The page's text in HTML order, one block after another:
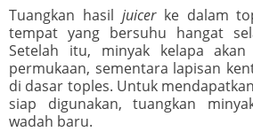
Tuangkan hasil juicerke dalam
tempat yang bersuhu hangat
Setelah itu, minyak kelapa
permukaan, sementara lapisan
di dasar toples. Untuk
siap digunakan, tuangkan
wadah baru.